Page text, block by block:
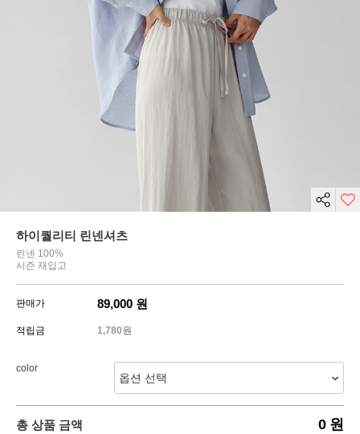
하이퀄리티 린넨셔츠
린넨 100%
시즌 재입고
판매가 89,000 원
적립금 1,780원
color
총 상품 금액 0 원